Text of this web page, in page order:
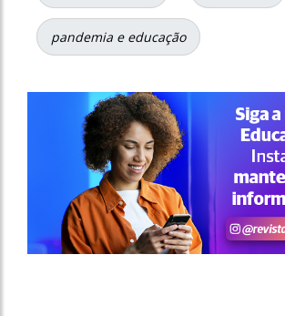
pandemia e educação